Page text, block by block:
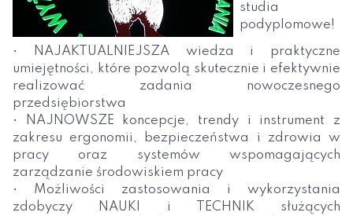
studia
podyplomowe!
• NAJAKTUALNIEJSZA wiedza i praktyczne
umiejętności, które pozwolą skutecznie i efektywnie
realizować zadania nowoczesnego
przedsiębiorstwa
• NAJNOWSZE koncepcje, trendy i instrument z
zakresu ergonomii, bezpieczeństwa i zdrowia w
pracy oraz systemów wspomagających
zarządzanie środowiskiem pracy
• Możliwości zastosowania i wykorzystania
zdobyczy NAUKI i TECHNIK służących